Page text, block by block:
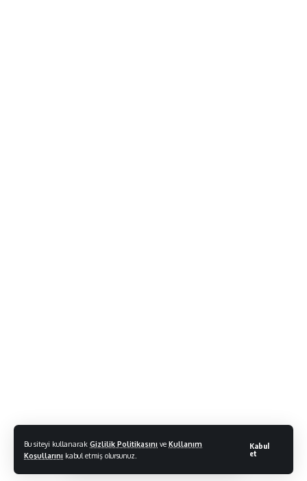
Bu siteyi kullanarak Gizlilik Politikasını ve Kullanım
Koşullarını kabul etmiş olursunuz.
Kabul
et